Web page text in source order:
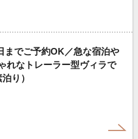
までご予約OK／急な宿泊や
れなトレーラー型ヴィラで
り）